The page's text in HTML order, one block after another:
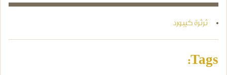
ثرثرة كيبورد
Tags: